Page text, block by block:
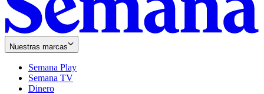
Nuestras marcas
Semana Play
Semana TV
Dinero